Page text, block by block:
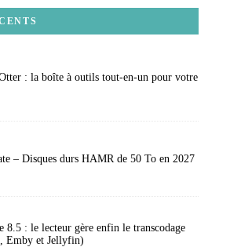
: la boîte à outils tout-en-un pour votre
– Disques durs HAMR de 50 To en 2027
8.5 : le lecteur gère enfin le transcodage
Emby et Jellyfin)